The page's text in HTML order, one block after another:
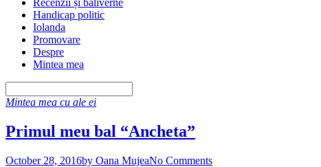
Recenzii și baliverne
Handicap politic
Iolanda
Promovare
Despre
Mintea mea
Mintea mea cu ale ei
Primul meu bal “Ancheta”
October 28, 2016by Oana MujeaNo Comments